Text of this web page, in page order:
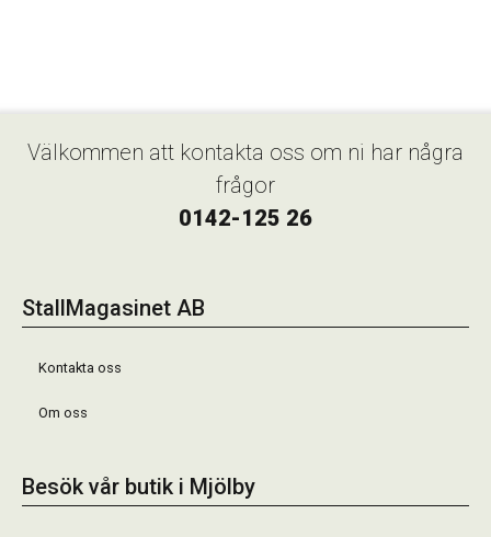
Välkommen att kontakta oss om ni har några
frågor
0142-125 26
StallMagasinet AB
Kontakta oss
Om oss
Besök vår butik i Mjölby